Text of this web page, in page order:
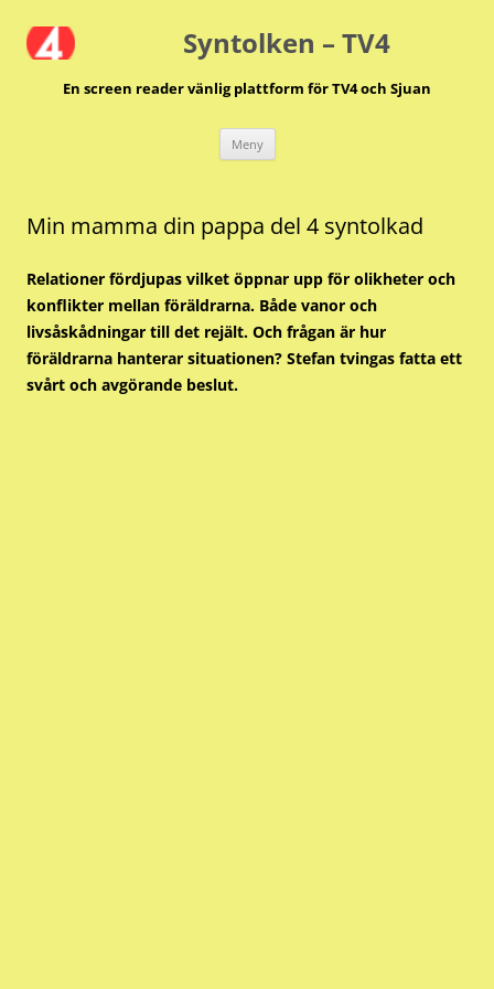
till
innehåll Syntolken – TV4
En screen reader vänlig plattform för TV4 och Sjuan
Meny
Min mamma din pappa del 4 syntolkad
Relationer fördjupas vilket öppnar upp för olikheter och
konflikter mellan föräldrarna. Både vanor och
livsåskådningar till det rejält. Och frågan är hur
föräldrarna hanterar situationen? Stefan tvingas fatta ett
svårt och avgörande beslut.